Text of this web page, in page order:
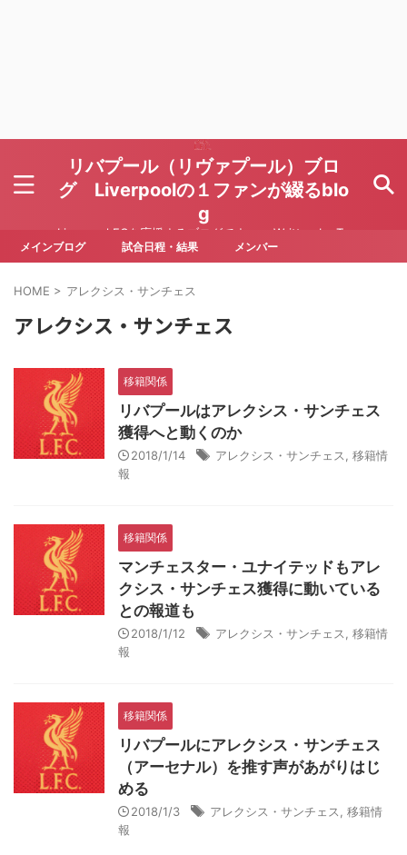
リバプール（リヴァプール）ブロ
グ Liverpoolの１ファンが綴るblo
g
Liverpool FCを応援するブログです Written by To
ru Yoda
メインブログ 試合日程・結果 メンバー
HOME > アレクシス・サンチェス
アレクシス・サンチェス
移籍関係
リバプールはアレクシス・サンチェス
獲得へと動くのか
2018/1/14 アレクシス・サンチェス
移籍情
報
移籍関係
マンチェスター・ユナイテッドもアレ
クシス・サンチェス獲得に動いている
との報道も
2018/1/12 アレクシス・サンチェス
移籍情
報
移籍関係
リバプールにアレクシス・サンチェス
（アーセナル）を推す声があがりはじ
める
2018/1/3 アレクシス・サンチェス
移籍情
報